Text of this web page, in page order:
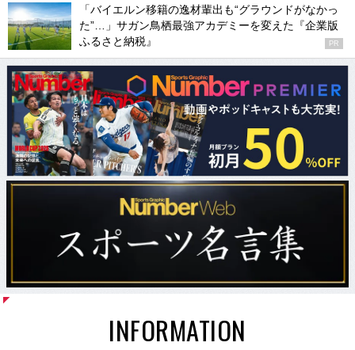
「バイエルン移籍の逸材輩出も“グラウンドがなかっ
た”…」サガン鳥栖最強アカデミーを変えた『企業版
ふるさと納税』
PR
INFORMATION